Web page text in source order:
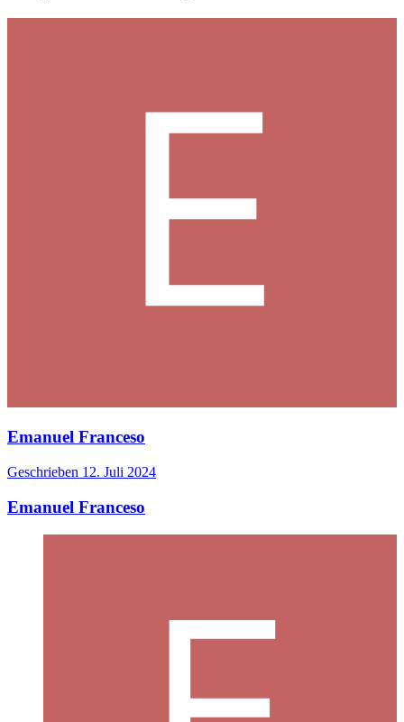
Emanuel Franceso
Geschrieben 12. Juli 2024
Emanuel Franceso